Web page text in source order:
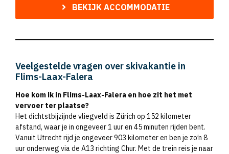
BEKIJK ACCOMMODATIE
Veelgestelde vragen over skivakantie in
Flims-Laax-Falera
Hoe kom ik in Flims-Laax-Falera en hoe zit het met
vervoer ter plaatse?
Het dichtstbijzijnde vliegveld is Zürich op 152 kilometer
afstand, waar je in ongeveer 1 uur en 45 minuten rijden bent.
Vanuit Utrecht rijd je ongeveer 903 kilometer en ben je zo’n 8
uur onderweg via de A13 richting Chur. Met de trein reis je naar